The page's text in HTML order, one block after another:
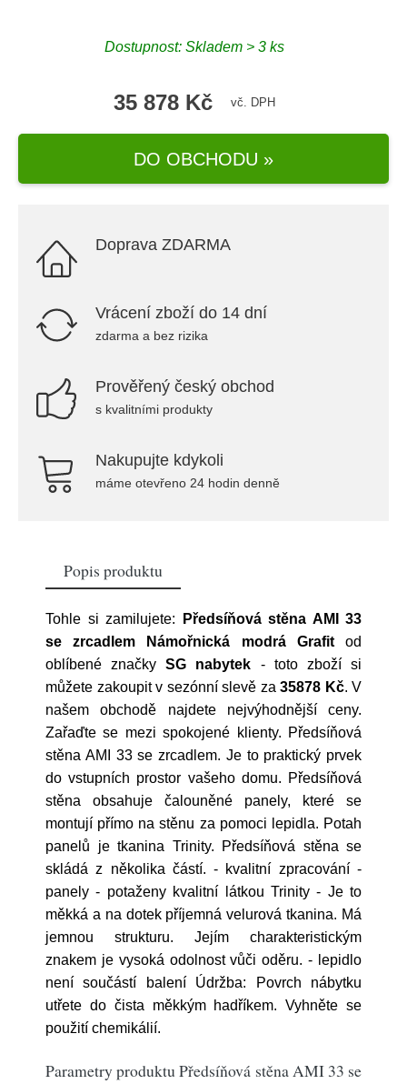
Dostupnost: Skladem > 3 ks
35 878 Kč vč. DPH
DO OBCHODU »
Doprava ZDARMA
Vrácení zboží do 14 dní
zdarma a bez rizika
Prověřený český obchod
s kvalitními produkty
Nakupujte kdykoli
máme otevřeno 24 hodin denně
Popis produktu
Tohle si zamilujete:
Předsíňová stěna AMI 33
se zrcadlem Námořnická modrá Grafitod
oblíbené značkySG nabytek - toto zboží si
můžete zakoupit v sezónní slevě za 35878 Kč. V
našem obchodě najdete nejvýhodnější ceny.
Zařaďte se mezi spokojené klienty. Předsíňová
stěna AMI 33 se zrcadlem. Je to praktický prvek
do vstupních prostor vašeho domu. Předsíňová
stěna obsahuje čalouněné panely, které se
montují přímo na stěnu za pomoci lepidla. Potah
panelů je tkanina Trinity. Předsíňová stěna se
skládá z několika částí. - kvalitní zpracování -
panely - potaženy kvalitní látkou Trinity - Je to
měkká a na dotek příjemná velurová tkanina. Má
jemnou strukturu. Jejím charakteristickým
znakem je vysoká odolnost vůči oděru. - lepidlo
není součástí balení Údržba: Povrch nábytku
utřete do čista měkkým hadříkem. Vyhněte se
použití chemikálií.
Parametry produktu Předsíňová stěna AMI 33 se